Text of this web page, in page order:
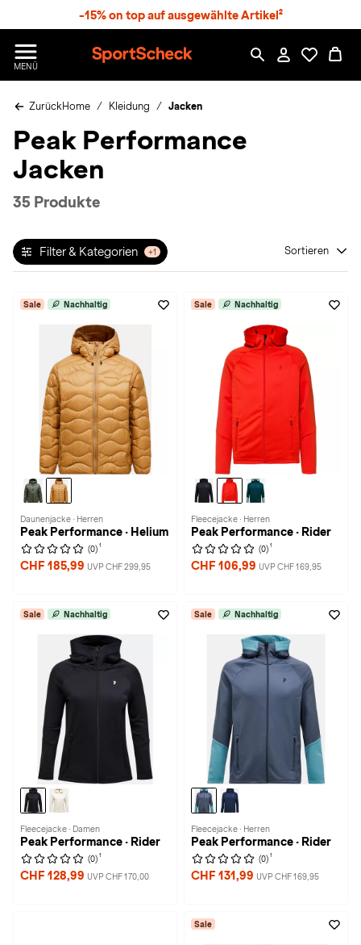
-15% on top auf ausgewählte Artikel²
MENÜ
p
r
S
h
c
ZurückHome Kleidung Jacken
Peak Performance
Jacken
35 Produkte
Filter & Kategorien +1 Sortieren
Sale Nachhaltig
Daunenjacke · Herren
Peak Performance · Helium
(0) 1
CHF 185,99 UVP CHF 299,95
Sale Nachhaltig
Fleecejacke · Herren
Peak Performance · Rider
(0) 1
CHF 106,99 UVP CHF 169,95
Sale Nachhaltig
Fleecejacke · Damen
Peak Performance · Rider
(0) 1
CHF 128,99 UVP CHF 170,00
Sale Nachhaltig
Fleecejacke · Herren
Peak Performance · Rider
(0) 1
CHF 131,99 UVP CHF 169,95
Sale